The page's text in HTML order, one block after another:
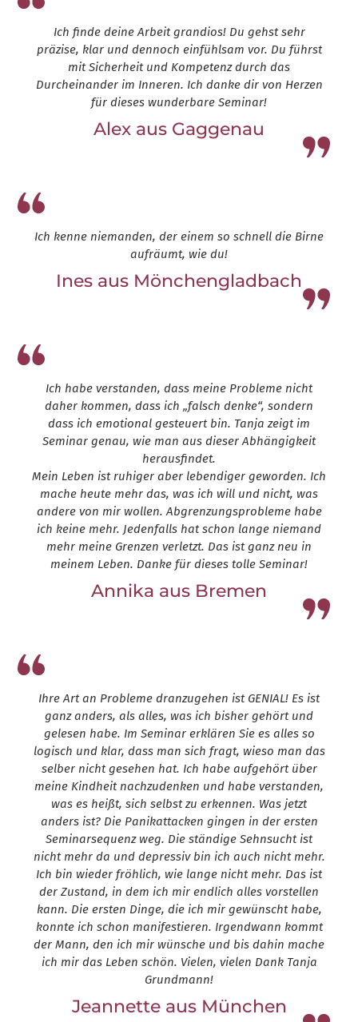
Ich finde deine Arbeit grandios! Du gehst sehr
präzise, klar und dennoch einfühlsam vor. Du führst
mit Sicherheit und Kompetenz durch das
Durcheinander im Inneren. Ich danke dir von Herzen
für dieses wunderbare Seminar!
Alex aus Gaggenau
Ich kenne niemanden, der einem so schnell die Birne
aufräumt, wie du!
Ines aus Mönchengladbach
Ich habe verstanden, dass meine Probleme nicht
daher kommen, dass ich „falsch denke“, sondern
dass ich emotional gesteuert bin. Tanja zeigt im
Seminar genau, wie man aus dieser Abhängigkeit
herausfindet.
Mein Leben ist ruhiger aber lebendiger geworden. Ich
mache heute mehr das, was ich will und nicht, was
andere von mir wollen. Abgrenzungsprobleme habe
ich keine mehr. Jedenfalls hat schon lange niemand
mehr meine Grenzen verletzt. Das ist ganz neu in
meinem Leben. Danke für dieses tolle Seminar!
Annika aus Bremen
Ihre Art an Probleme dranzugehen ist GENIAL! Es ist
ganz anders, als alles, was ich bisher gehört und
gelesen habe. Im Seminar erklären Sie es alles so
logisch und klar, dass man sich fragt, wieso man das
selber nicht gesehen hat. Ich habe aufgehört über
meine Kindheit nachzudenken und habe verstanden,
was es heißt, sich selbst zu erkennen. Was jetzt
anders ist? Die Panikattacken gingen in der ersten
Seminarsequenz weg. Die ständige Sehnsucht ist
nicht mehr da und depressiv bin ich auch nicht mehr.
Ich bin wieder fröhlich, wie lange nicht mehr. Das ist
der Zustand, in dem ich mir endlich alles vorstellen
kann. Die ersten Dinge, die ich mir gewünscht habe,
konnte ich schon manifestieren. Irgendwann kommt
der Mann, den ich mir wünsche und bis dahin mache
ich mir das Leben schön. Vielen, vielen Dank Tanja
Grundmann!
Jeannette aus München